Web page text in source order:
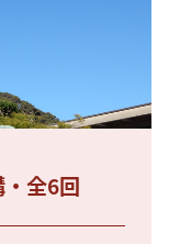
全6回